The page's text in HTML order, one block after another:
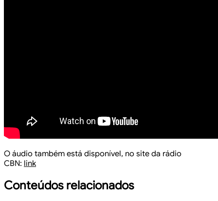
O áudio também está disponível, no site da rádio
CBN: link
Conteúdos relacionados